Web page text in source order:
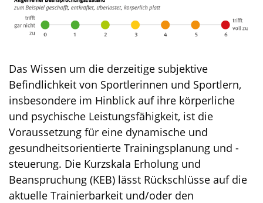
Das Wissen um die derzeitige subjektive
Befindlichkeit von Sportlerinnen und Sportlern,
insbesondere im Hinblick auf ihre körperliche
und psychische Leistungsfähigkeit, ist die
Voraussetzung für eine dynamische und
gesundheitsorientierte Trainingsplanung und -
steuerung. Die Kurzskala Erholung und
Beanspruchung (KEB) lässt Rückschlüsse auf die
aktuelle Trainierbarkeit und/oder den